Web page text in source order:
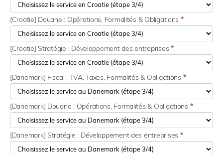
[Croatie] Douane : Opérations, Formalités & Obligations *
[Croatie] Stratégie : Développement des entreprises *
[Danemark] Fiscal : TVA, Taxes, Formalités & Obligations *
[Danemark] Douane : Opérations, Formalités & Obligations *
[Danemark] Stratégie : Développement des entreprises *